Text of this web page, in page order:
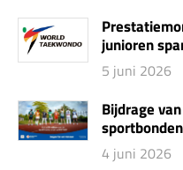
junioren
5 juni 2026
Bijdrage
sportbonden
4 juni 2026